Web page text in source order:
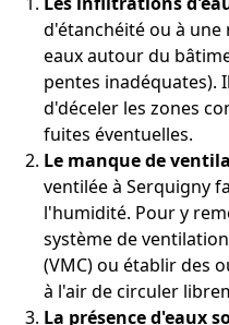
d'étanchéité ou à une
eaux autour du
pentes inadéquates).
d'déceler les zones
fuites éventuelles.
Le manque de
ventilée à Serquigny
l'humidité. Pour y
système de
(VMC) ou établir des
à l'air de circuler
La présence d'eaux